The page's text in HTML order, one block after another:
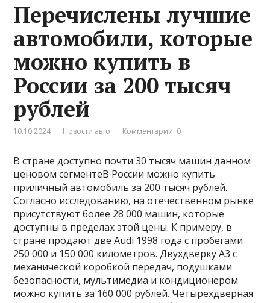
Перечислены лучшие
автомобили, которые
можно купить в
России за 200 тысяч
рублей
10.10.2024 Новости авто Комментарии: 0
В стране доступно почти 30 тысяч машин данном
ценовом сегментеВ России можно купить
приличный автомобиль за 200 тысяч рублей.
Согласно исследованию, на отечественном рынке
присутствуют более 28 000 машин, которые
доступны в пределах этой цены. К примеру, в
стране продают две Audi 1998 года с пробегами
250 000 и 150 000 километров. Двухдверку A3 с
механической коробкой передач, подушками
безопасности, мультимедиа и кондиционером
можно купить за 160 000 рублей. Четырехдверная